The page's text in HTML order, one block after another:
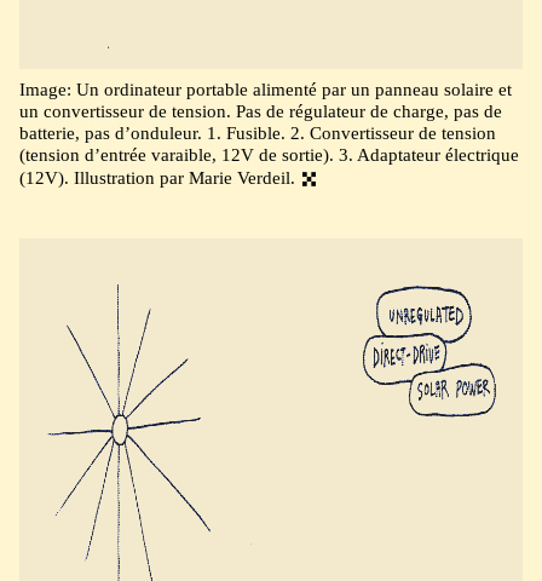
Image: Un ordinateur portable alimenté par un panneau solaire et
un convertisseur de tension. Pas de régulateur de charge, pas de
batterie, pas d’onduleur. 1. Fusible. 2. Convertisseur de tension
(tension d’entrée varaible, 12V de sortie). 3. Adaptateur électrique
(12V). Illustration par Marie Verdeil.